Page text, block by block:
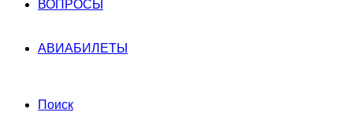
ВОПРОСЫ
АВИАБИЛЕТЫ
Поиск